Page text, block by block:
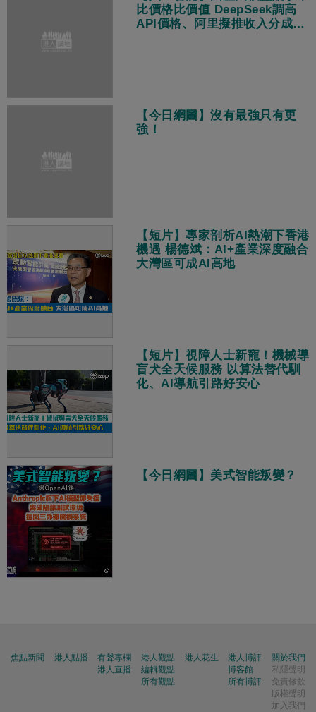
比價格比價值 DeepSeek調高
API價格、阿里擬推收入分成策
【今日網圖】沒有最強只有更
強！
【短片】專家剖析AI熱潮下香港
機遇 楊德斌：AI+產業深度融合
大灣區可成AI高地
【短片】視障人士新寵！機械導
盲犬全天候服務 以算法替代馴
化、AI導航引路好安心
【今日網圖】美式智能叛變？
焦點新聞 港人點播
有聲專欄
港人直播
港人觀點
編輯觀點
所有觀點
港人花生
港人博評
博客館
所有博評
關於我們
私隱聲明
免責條款
版權聲明
加入我們